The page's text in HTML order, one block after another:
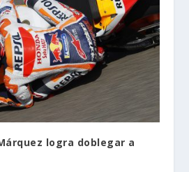
logra doblegar a